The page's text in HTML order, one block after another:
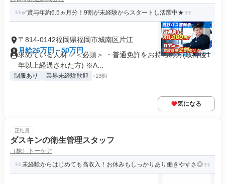
✅賞与年約6.5ヵ月分！9割が未経験からスタートし活躍中★
〒814-0142福岡県福岡市城南区片江
月給26万円～50万円
求めている人材 ✅＜必須＞ ・普通免許をお持ちの方(取得後1
年以上経過された方) ※A...
制服あり 業界未経験歓迎 +13個
気になる
正社員
ダスキンの衛生管理スタッフ
（株）トーケア
未経験からはじめても高収入！お休みもしっかりあり働きやすさ◎